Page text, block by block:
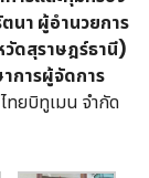
นา ผู้อำนวยการ
วัดสุราษฎร์ธานี)
การผู้จัดการ
ทยบิทูเมน จํากัด